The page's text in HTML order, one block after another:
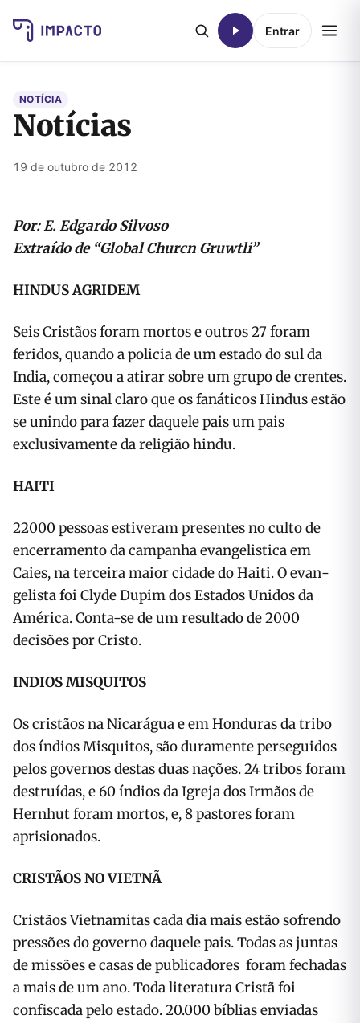
Entrar
NOTÍCIA
Notícias
19 de outubro de 2012
Por: E. Edgardo Silvoso
Extraído de “Global Churcn Gruwtli”
HINDUS AGRIDEM
Seis Cristãos foram mortos e outros 27 foram
feridos, quando a policia de um estado do sul da
India, começou a atirar sobre um grupo de cren­tes.
Este é um sinal claro que os fanáticos Hindus estão
se unindo para fazer daquele pais um pais
exclusivamente da religião hindu.
HAITI
22000 pessoas estiveram presentes no culto de
encerramento da campanha evangelistica em
Caies, na terceira maior cidade do Haiti. O evan­
gelista foi Clyde Dupim dos Estados Unidos da
América. Conta-se de um resultado de 2000
decisões por Cristo.
INDIOS MISQUITOS
Os cristãos na Nicarágua e em Honduras da tribo
dos índios Misquitos, são duramente perseguidos
pelos governos destas duas nações. 24 tribos foram
destruídas, e 60 índios da Igreja dos Irmã­os de
Hernhut foram mortos, e, 8 pastores foram
aprisionados.
CRISTÃOS NO VIETNÃ
Cristãos Vietnamitas cada dia mais estão sofren­do
pressões do governo daquele pais. Todas as juntas
de missões e casas de publicadores foram fechadas
a mais de um ano. Toda literatura Cristã foi
confiscada pelo estado. 20.000 bíblias enviadas